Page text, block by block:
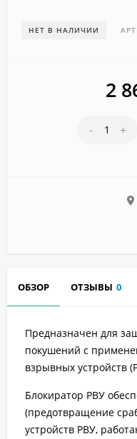
НЕТ В НАЛИЧИИ
2
- +
ОБЗОР ОТЗЫВЫ 0
Предназначен для
покушений с
взрывных устройств
Блокиратор РВУ
(предотвращение
устройств РВУ,